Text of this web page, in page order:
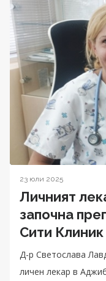
23 юли 2025
Личният
започна
Сити
Д-р Светослава
личен лекар в